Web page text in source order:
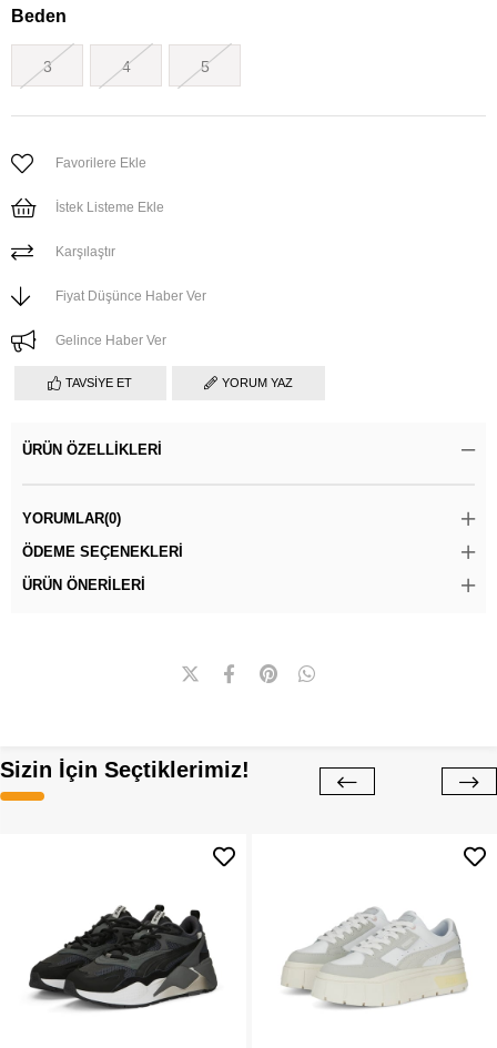
Beden
3 4 5
Favorilere Ekle
İstek Listeme Ekle
Karşılaştır
Fiyat Düşünce Haber Ver
Gelince Haber Ver
TAVSIYE ET YORUM YAZ
ÜRÜN ÖZELLIKLERI
YORUMLAR(0)
ÖDEME SEÇENEKLERI
ÜRÜN ÖNERILERI
Sizin İçin Seçtiklerimiz!